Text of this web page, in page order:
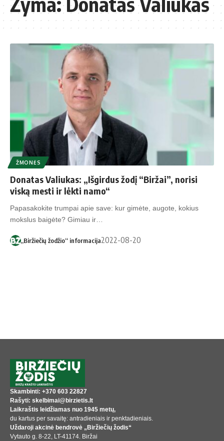
ŽMONĖS
Donatas Valiukas: „Išgirdus žodį “Biržai”, norisi
viską mesti ir lėkti namo“
Papasakokite trumpai apie save: kur gimėte, augote, kokius
mokslus baigėte? Gimiau ir…
„Biržiečių žodžio“ informacija2022-08-20
Skambinti: +370 603 22827
Rašyti: skelbimai@birzietis.lt
Laikraštis leidžiamas nuo 1945 metų,
du kartus per savaitę: antradieniais ir penktadieniais.
Uždaroji akcinė bendrovė „Biržiečių žodis“
Vytauto g. 8-22, LT-41174. Biržai